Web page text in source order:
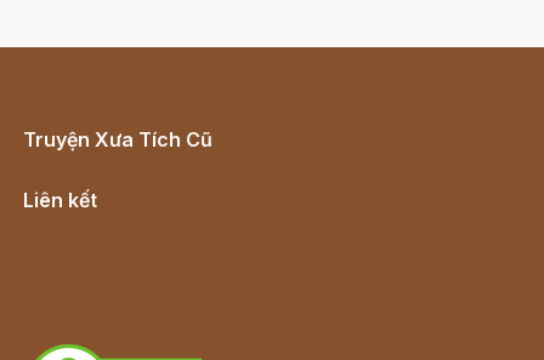
Truyện Xưa Tích Cũ
Liên kết